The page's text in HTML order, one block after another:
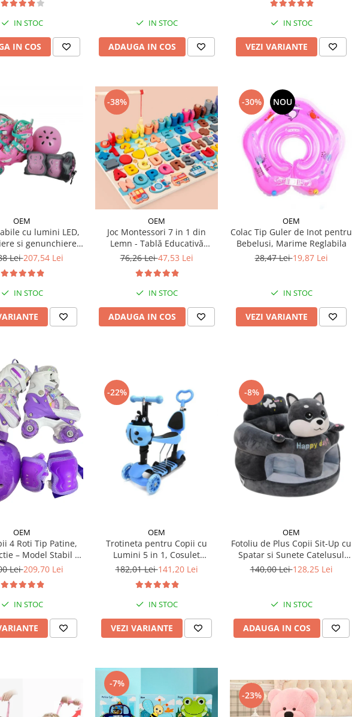
IN STOC
IN COS
IN STOC
ADAUGA IN COS
IN STOC
VEZI VARIANTE
OEM
cu lumini LED,
si genunchiere -
vesel Panda
Lei207,54 Lei
IN STOC
-38%
OEM
Joc Montessori 7 in 1 din
Lemn - Tablă Educativă
Logaritmică
76,26 Lei47,53 Lei
IN STOC
ADAUGA IN COS
-30% NOU
OEM
Colac Tip Guler de Inot pentru
Bebelusi, Marime Reglabila
28,47 Lei19,87 Lei
IN STOC
VEZI VARIANTE
OEM
4 Roti Tip Patine,
– Model Stabil si
- Mov
Lei209,70 Lei
IN STOC
-22%
OEM
Trotineta pentru Copii cu
Lumini 5 in 1, Cosulet
Buburuza, Maner de Impins
182,01 Lei141,20 Lei
IN STOC
VEZI VARIANTE
-8%
OEM
Fotoliu de Plus Copii Sit-Up cu
Spatar si Sunete Catelusul
Woofy
140,00 Lei128,25 Lei
IN STOC
ADAUGA IN COS
-7%
-23%